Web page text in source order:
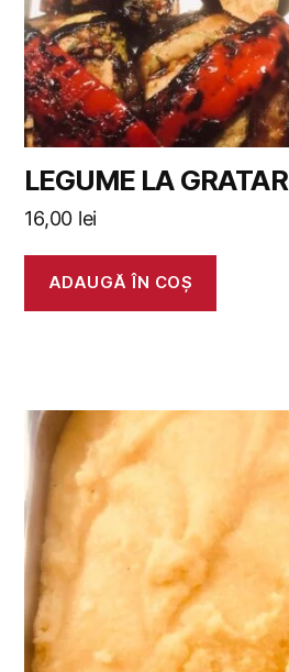
LEGUME LA GRATAR
16,00 lei
ADAUGĂ ÎN COȘ